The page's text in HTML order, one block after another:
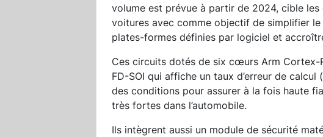
volume est prévue à partir de 2024, cible
voitures avec comme objectif de simplifier
plates-formes définies par logiciel et
Ces circuits dotés de six cœurs Arm Cortex-
FD-SOI qui affiche un taux d’erreur de
des conditions pour assurer à la fois haute
très fortes dans l’automobile.
Ils intègrent aussi un module de sécurité